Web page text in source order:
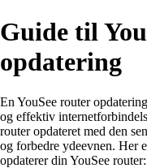
Guide til
opdatering
En YouSee router
og effektiv
router opdateret med den
og forbedre ydeevnen. Her
opdaterer din YouSee router: